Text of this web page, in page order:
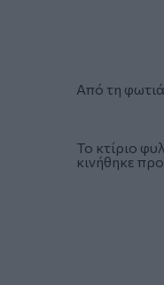
Από τη
Το κτίριο
κινήθηκε